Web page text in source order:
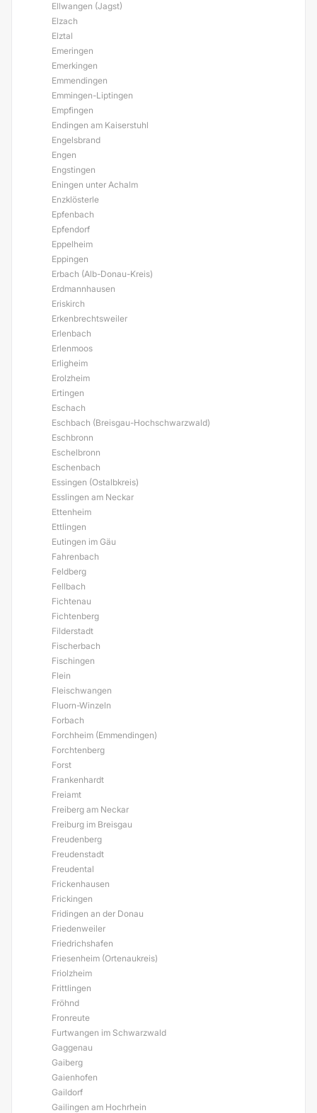
Ellwangen (Jagst)
Elzach
Elztal
Emeringen
Emerkingen
Emmendingen
Emmingen-Liptingen
Empfingen
Endingen am Kaiserstuhl
Engelsbrand
Engen
Engstingen
Eningen unter Achalm
Enzklösterle
Epfenbach
Epfendorf
Eppelheim
Eppingen
Erbach (Alb-Donau-Kreis)
Erdmannhausen
Eriskirch
Erkenbrechtsweiler
Erlenbach
Erlenmoos
Erligheim
Erolzheim
Ertingen
Eschach
Eschbach (Breisgau-Hochschwarzwald)
Eschbronn
Eschelbronn
Eschenbach
Essingen (Ostalbkreis)
Esslingen am Neckar
Ettenheim
Ettlingen
Eutingen im Gäu
Fahrenbach
Feldberg
Fellbach
Fichtenau
Fichtenberg
Filderstadt
Fischerbach
Fischingen
Flein
Fleischwangen
Fluorn-Winzeln
Forbach
Forchheim (Emmendingen)
Forchtenberg
Forst
Frankenhardt
Freiamt
Freiberg am Neckar
Freiburg im Breisgau
Freudenberg
Freudenstadt
Freudental
Frickenhausen
Frickingen
Fridingen an der Donau
Friedenweiler
Friedrichshafen
Friesenheim (Ortenaukreis)
Friolzheim
Frittlingen
Fröhnd
Fronreute
Furtwangen im Schwarzwald
Gaggenau
Gaiberg
Gaienhofen
Gaildorf
Gailingen am Hochrhein